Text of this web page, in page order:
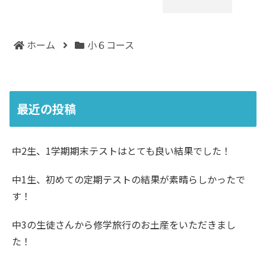
ホーム 小６コース
最近の投稿
中2生、1学期期末テストはとても良い結果でした！
中1生、初めての定期テストの結果が素晴らしかったで
す！
中3の生徒さんから修学旅行のお土産をいただきまし
た！